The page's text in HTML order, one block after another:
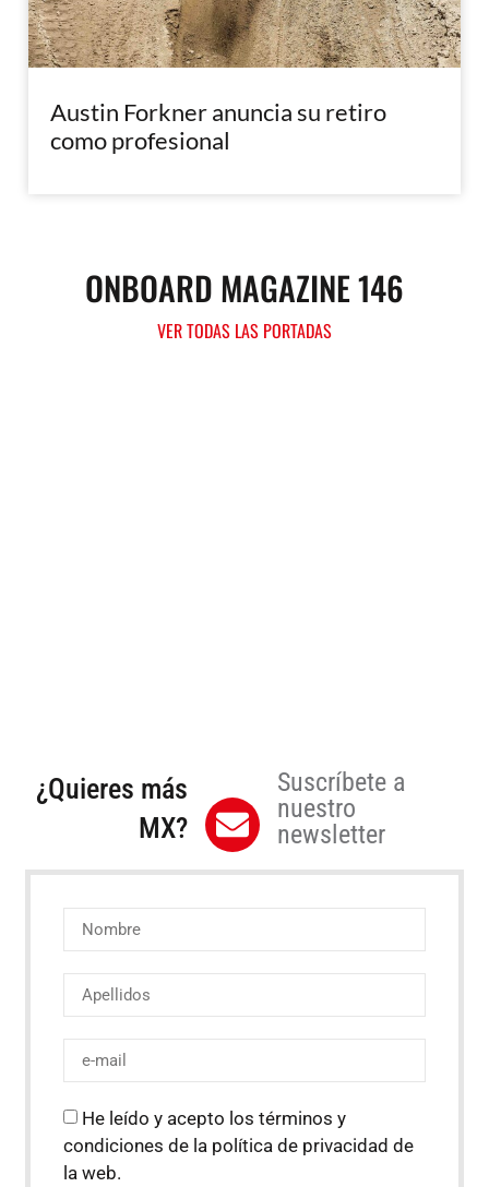
Austin Forkner anuncia su retiro
como profesional
ONBOARD MAGAZINE 146
VER TODAS LAS PORTADAS
¿Quieres más
MX?
Suscríbete a
nuestro
newsletter
He leído y acepto los términos y
condiciones de la política de privacidad de
la web.